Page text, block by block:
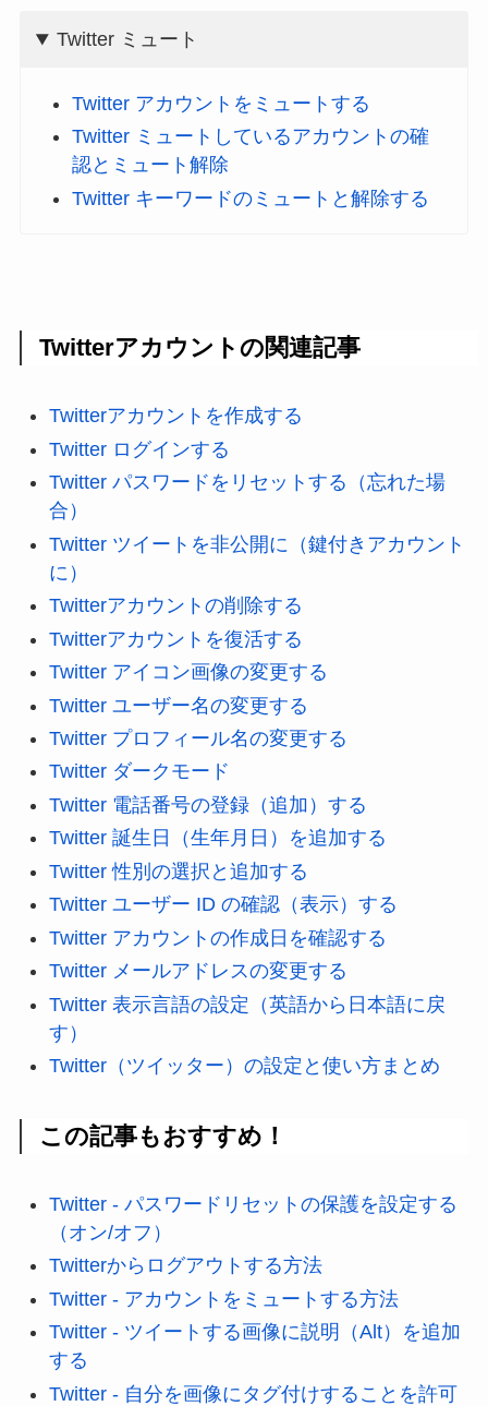
Twitter ミュート
Twitter アカウントをミュートする
Twitter ミュートしているアカウントの確
認とミュート解除
Twitter キーワードのミュートと解除する
Twitterアカウントの関連記事
Twitterアカウントを作成する
Twitter ログインする
Twitter パスワードをリセットする（忘れた場
合）
Twitter ツイートを非公開に（鍵付きアカウント
に）
Twitterアカウントの削除する
Twitterアカウントを復活する
Twitter アイコン画像の変更する
Twitter ユーザー名の変更する
Twitter プロフィール名の変更する
Twitter ダークモード
Twitter 電話番号の登録（追加）する
Twitter 誕生日（生年月日）を追加する
Twitter 性別の選択と追加する
Twitter ユーザー ID の確認（表示）する
Twitter アカウントの作成日を確認する
Twitter メールアドレスの変更する
Twitter 表示言語の設定（英語から日本語に戻
す）
Twitter（ツイッター）の設定と使い方まとめ
この記事もおすすめ！
Twitter - パスワードリセットの保護を設定する
（オン/オフ）
Twitterからログアウトする方法
Twitter - アカウントをミュートする方法
Twitter - ツイートする画像に説明（Alt）を追加
する
Twitter - 自分を画像にタグ付けすることを許可